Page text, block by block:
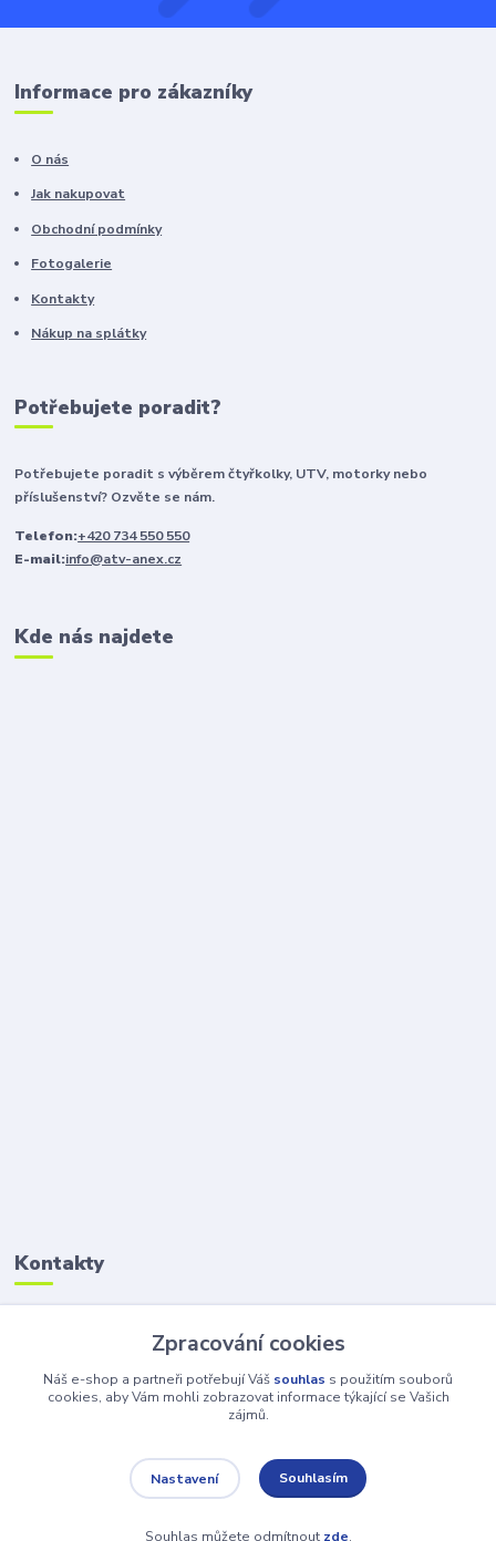
Informace pro zákazníky
O nás
Jak nakupovat
Obchodní podmínky
Fotogalerie
Kontakty
Nákup na splátky
Potřebujete poradit?
Potřebujete poradit s výběrem čtyřkolky, UTV, motorky nebo
příslušenství? Ozvěte se nám.
Telefon:+420 734 550 550
E-mail:info@atv-anex.cz
Kde nás najdete
Kontakty
Petr Šolin
+420 734 550 550
(Po-Pá, 8-17 hod.) So, 8-12
Zpracování cookies
Náš e-shop a partneři potřebují Váš souhlas s použitím souborů
cookies, aby Vám mohli zobrazovat informace týkající se Vašich
zájmů.
Nastavení Souhlasím
Souhlas můžete odmítnout zde.